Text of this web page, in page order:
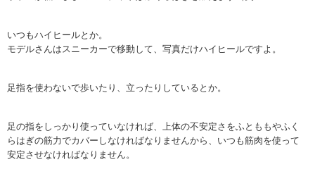
いつもハイヒールとか。
モデルさんはスニーカーで移動して、写真だけハイヒールですよ。
足指を使わないで歩いたり、立ったりしているとか。
足の指をしっかり使っていなければ、上体の不安定さをふとももやふく
らはぎの筋力でカバーしなければなりませんから、いつも筋肉を使って
安定させなければなりません。